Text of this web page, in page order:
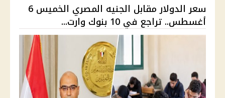
سعر الدولار مقابل الجنيه المصري الخميس 6
أغسطس.. تراجع في 10 بنوك وارت...